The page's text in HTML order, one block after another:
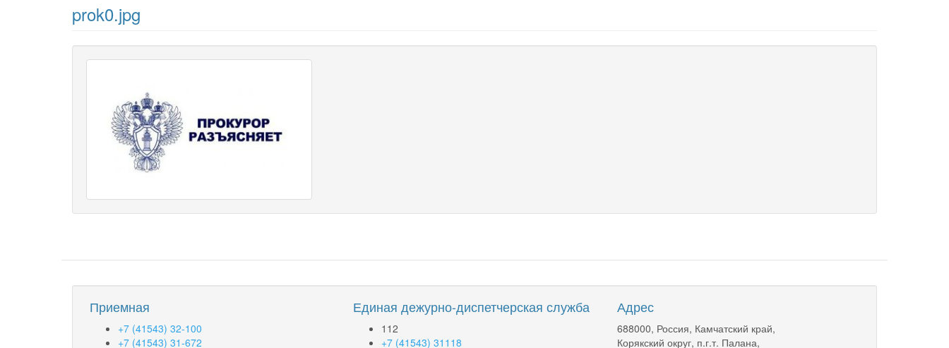
prok0.jpg
Приемная
+7 (41543) 32-100
+7 (41543) 31-672
Единая дежурно-диспетчерская служба
112
+7 (41543) 31118
Адрес
688000, Россия, Камчатский край,
Корякский округ, п.г.т. Палана,